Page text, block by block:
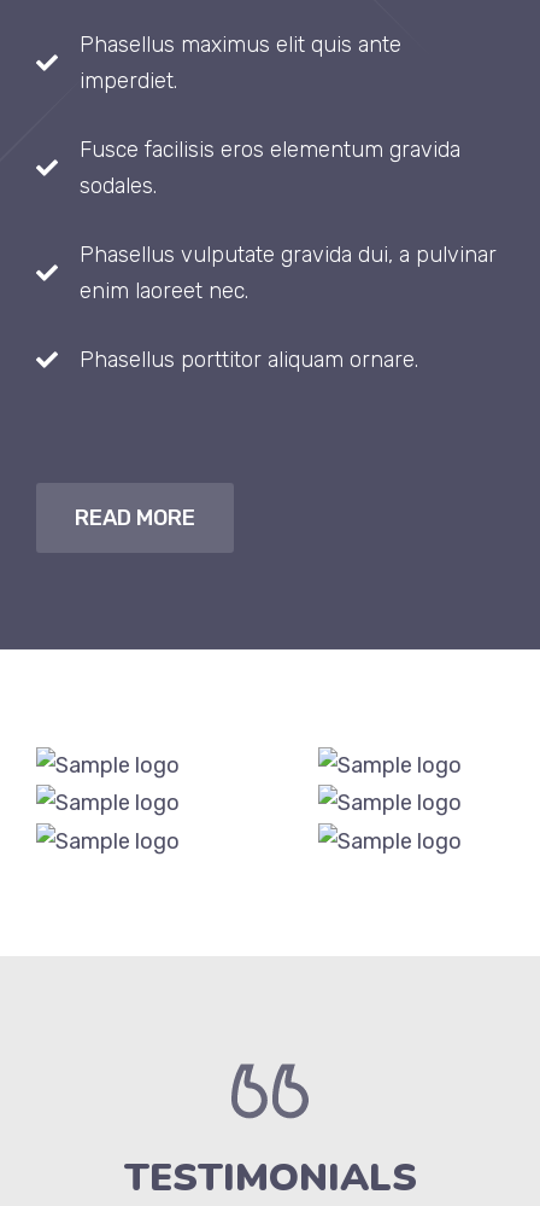
Phasellus maximus elit quis ante
imperdiet.
Fusce facilisis eros elementum gravida
sodales.
Phasellus vulputate gravida dui, a pulvinar
enim laoreet nec.
Phasellus porttitor aliquam ornare.
READ MORE
TESTIMONIALS